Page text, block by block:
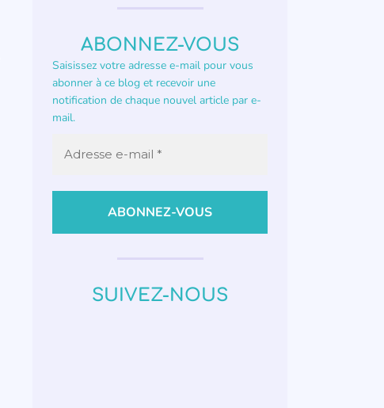
ABONNEZ-VOUS
Saisissez votre adresse e-mail pour vous
abonner à ce blog et recevoir une
notification de chaque nouvel article par e-
mail.
SUIVEZ-NOUS